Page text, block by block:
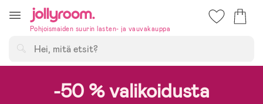
till
innehålletPohjoismaiden suurin lasten- ja vauvakauppa
-50 % valikoidusta